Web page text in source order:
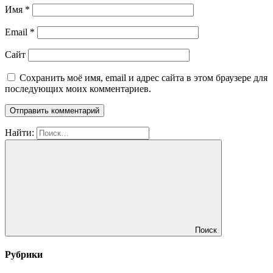
Имя *
Email *
Сайт
Сохранить моё имя, email и адрес сайта в этом браузере для
последующих моих комментариев.
Найти:
Поиск
Рубрики